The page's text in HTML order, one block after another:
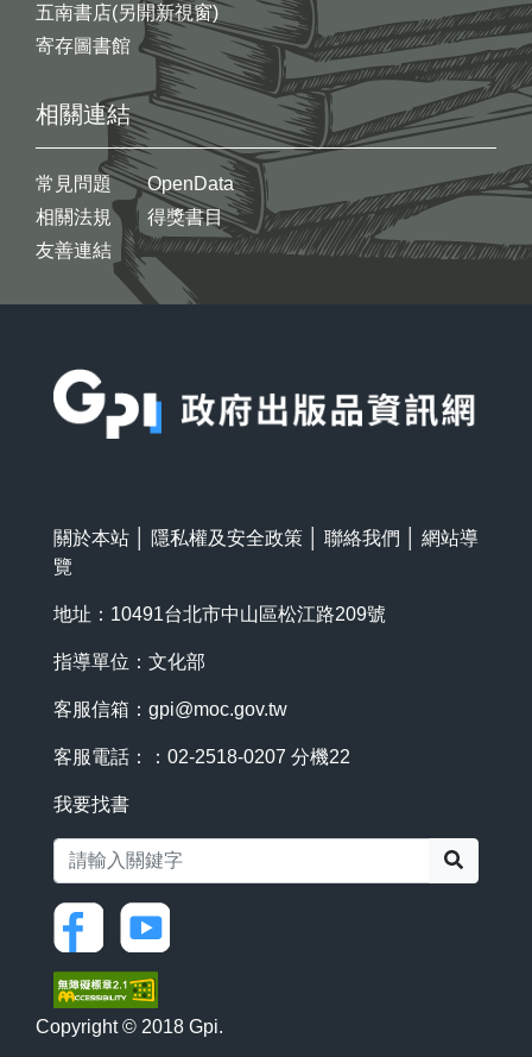
五南書店(另開新視窗)
寄存圖書館
相關連結
常見問題
相關法規
友善連結
OpenData
得獎書目
關於本站 隱私權及安全政策 聯絡我們
網站導
覽
地址：10491台北市中山區松江路209號
指導單位：文化部
客服信箱： gpi@moc.gov.tw
客服電話：：02-2518-0207 分機22
我要找書
Copyright © 2018 Gpi.